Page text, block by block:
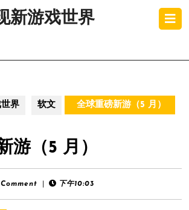
新游戏世界
界 软文 全球重磅新游（5 月）
游（5 月）
下午10:03